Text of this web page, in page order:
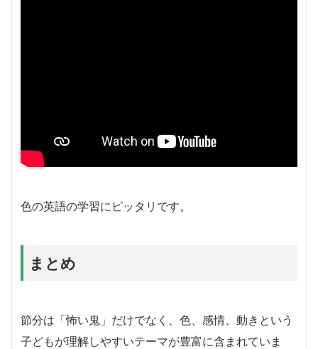
色の英語の学習にピッタリです。
まとめ
節分は「怖い鬼」だけでなく、色、感情、動きという
子どもが理解しやすいテーマが豊富に含まれていま